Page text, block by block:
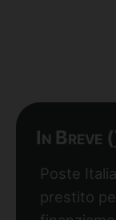
In Breve (
Poste
prestito